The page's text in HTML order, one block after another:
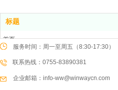
标题
首页
产品中心
新闻资讯
热点方案
服务时间：周一至周五（8:30-17:30）
联系热线：0755-83890381
企业邮箱：info-ww@winwaycn.com